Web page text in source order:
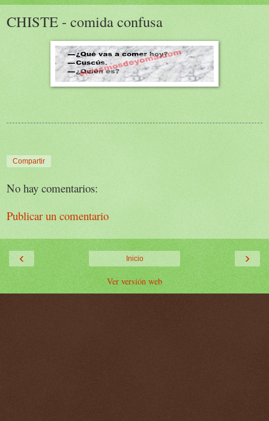
CHISTE - comida confusa
Compartir
No hay comentarios:
Publicar un comentario
‹ ›
Inicio
Ver versión web